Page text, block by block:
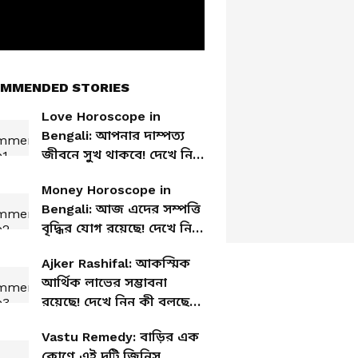
STORIES
Love Horoscope in
Bengali: আপনার দাম্পত্য
জীবনে সুখ থাকবে! দেখে নিন
Money Horoscope in
Bengali: আজ এদের সম্পত্তি
বৃদ্ধির যোগ রয়েছে! দেখে নিন
Ajker Rashifal: আকস্মিক
আর্থিক লাভের সম্ভাবনা
রয়েছে! দেখে নিন কী বলছে
Vastu Remedy: বাড়ির এক